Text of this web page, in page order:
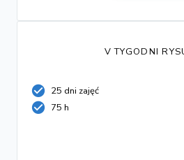
V TYGODNI
25 dni zajęć
75 h